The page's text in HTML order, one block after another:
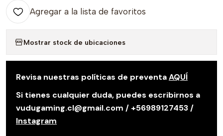
Agregar a la lista de favoritos
Mostrar stock de ubicaciones
Revisa nuestras políticas de preventaAQUÍ
Si tienes cualquier duda, puedes escribirnos a
vudugaming.cl@gmail.com / +56989127453 /
Instagram